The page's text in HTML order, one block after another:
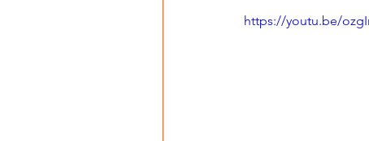
https://youtu.be/